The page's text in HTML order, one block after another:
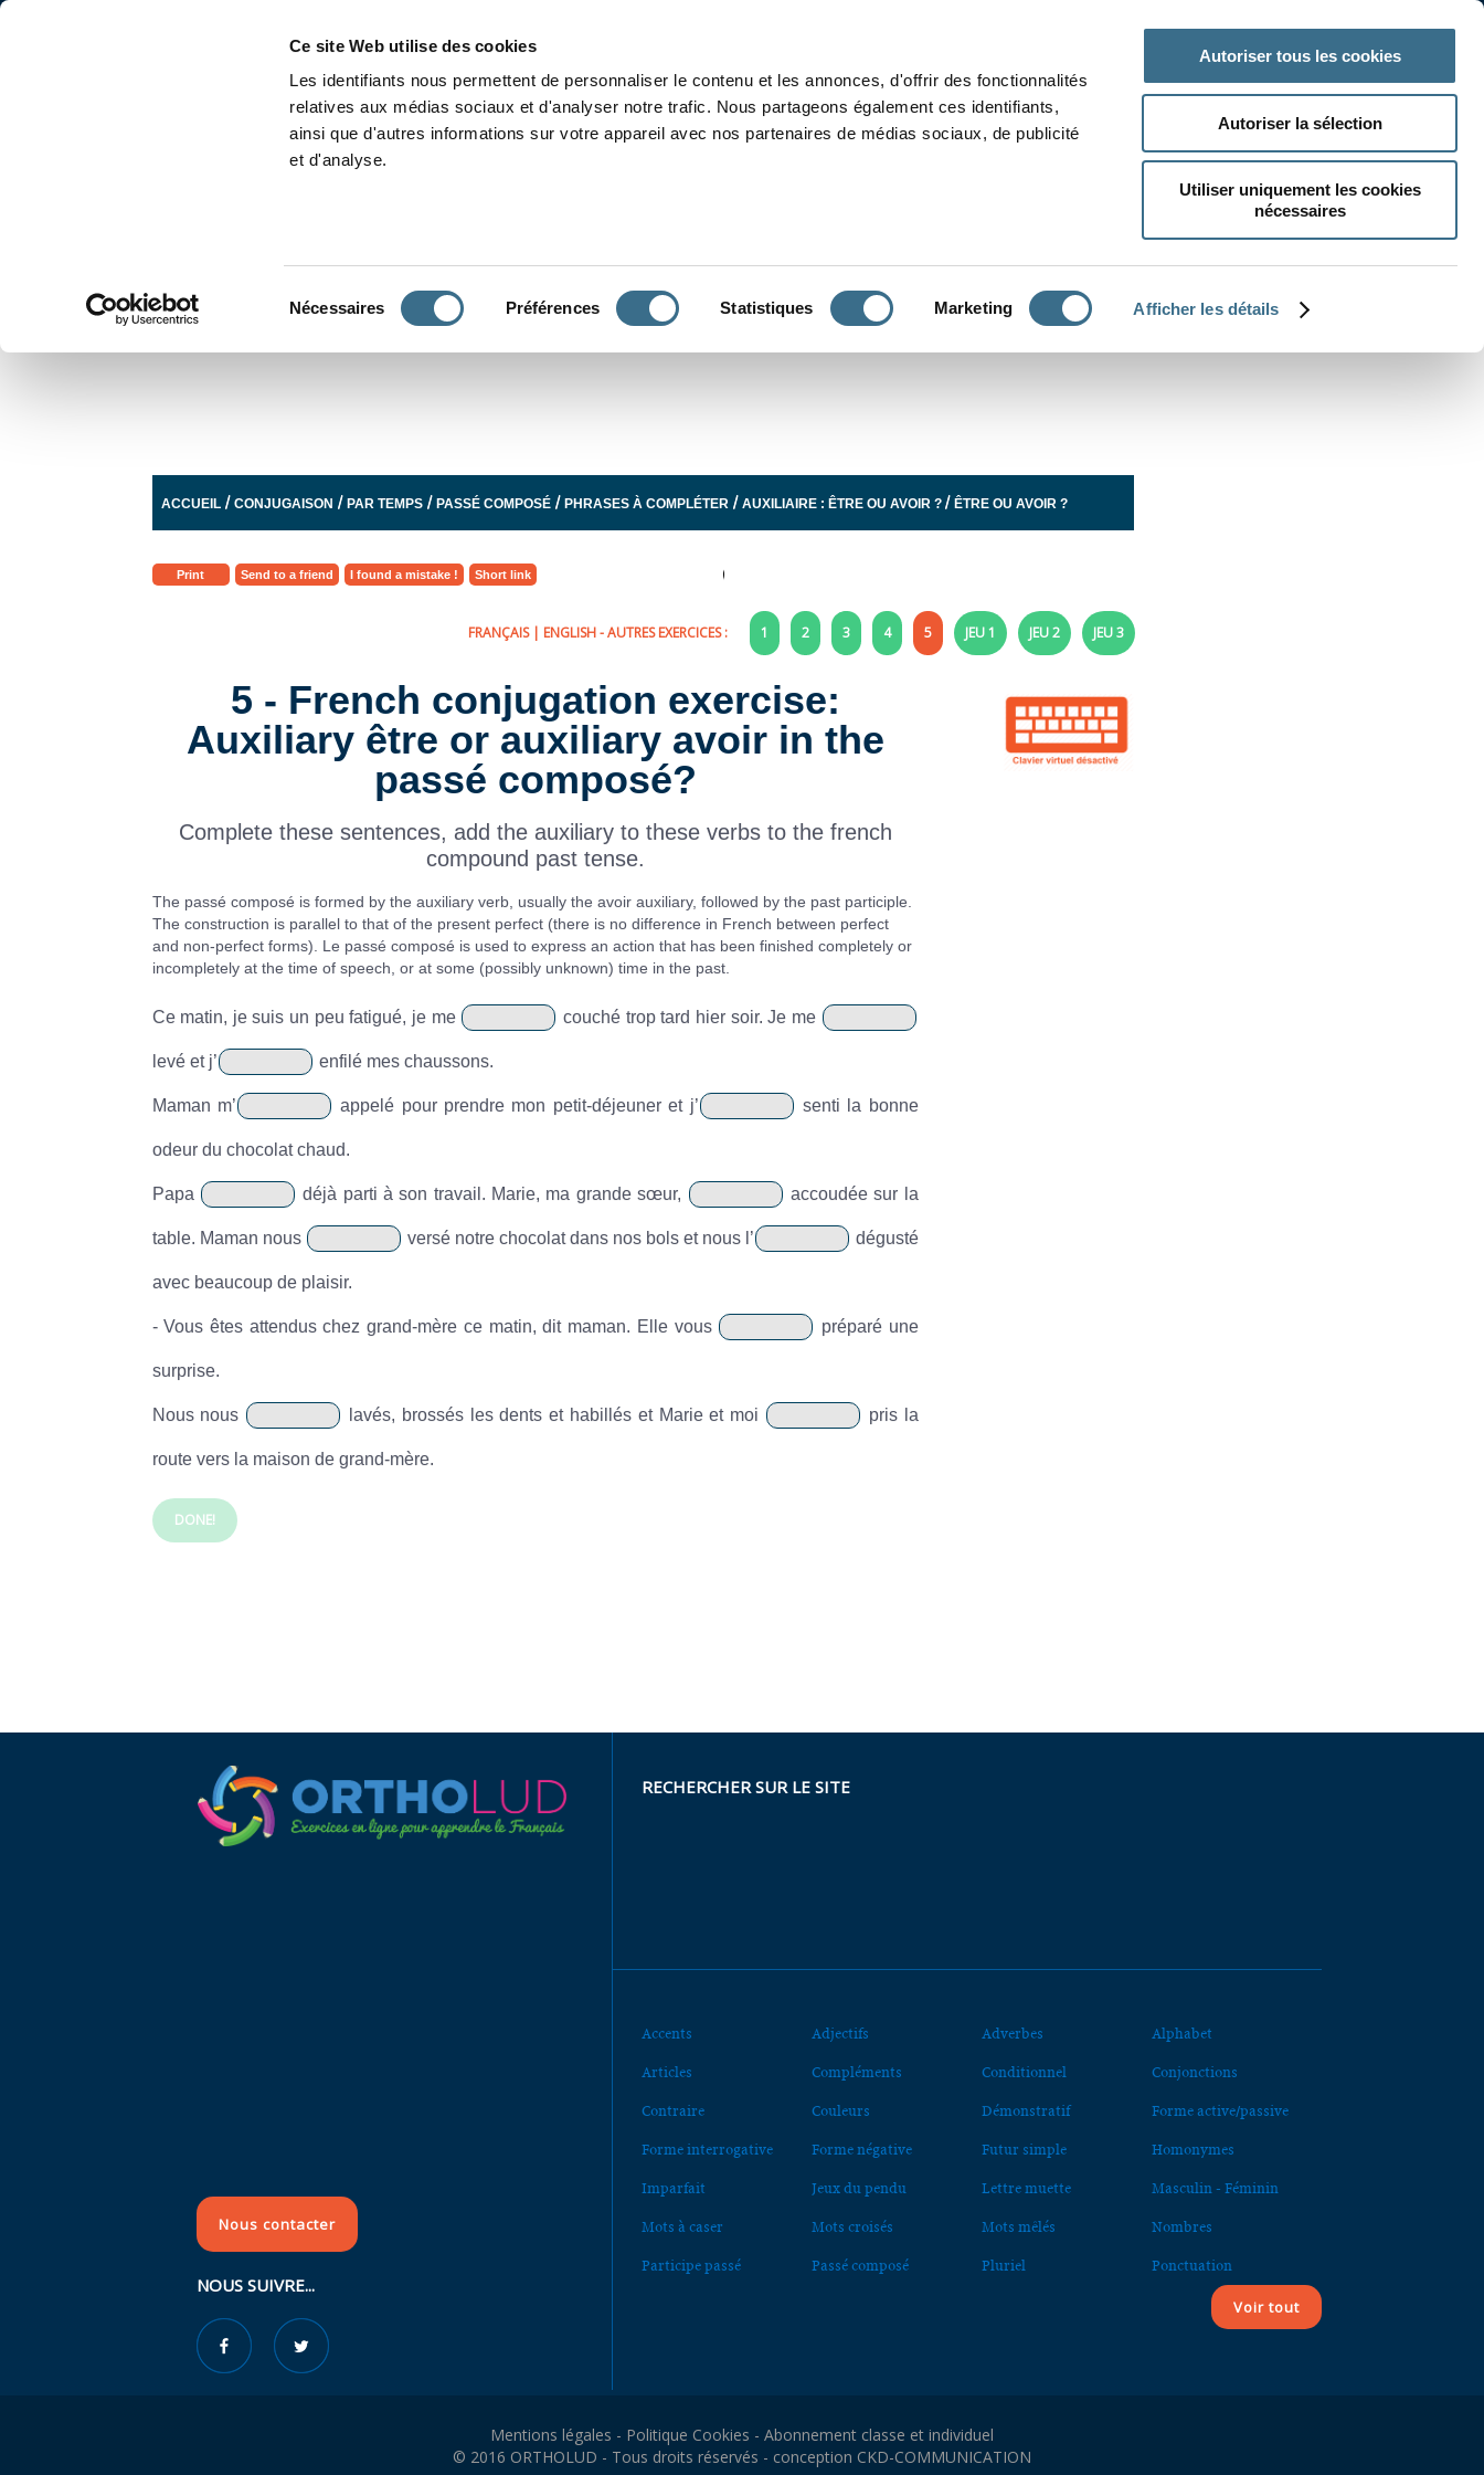
Ce site Web utilise des cookies
Les identifiants nous permettent de personnaliser le contenu et les annonces, d'offrir des fonctionnalités
relatives aux médias sociaux et d'analyser notre trafic. Nous partageons également ces identifiants,
ainsi que d'autres informations sur votre appareil avec nos partenaires de médias sociaux, de publicité
et d'analyse.
Nécessaires Préférences Statistiques Marketing Afficher les détails
Autoriser tous les cookies
Autoriser la sélection
Utiliser uniquement les cookies
nécessaires
ACCUEIL /CONJUGAISON /PAR TEMPS /PASSÉ COMPOSÉ /PHRASES À COMPLÉTER /AUXILIAIRE : ÊTRE OU AVOIR ?/ÊTRE OU AVOIR ?
Print Send to a friend I found a mistake ! Short link
FRANÇAIS| ENGLISH- AUTRES EXERCICES : 1 2 3 4 5 JEU 1 JEU 2 JEU 3
5 - French conjugation exercise:
Auxiliary être or auxiliary avoir in the
passé composé?
Complete these sentences, add the auxiliary to these verbs to the french
compound past tense.
The passé composé is formed by the auxiliary verb, usually the avoir auxiliary, followed by the past participle.
The construction is parallel to that of the present perfect (there is no difference in French between perfect
and non-perfect forms). Le passé composé is used to express an action that has been finished completely or
incompletely at the time of speech, or at some (possibly unknown) time in the past.
Ce matin, je suis un peu fatigué, je me couché trop tard hier soir. Je me
levé et j’ enfilé mes chaussons.
Maman m’ appelé pour prendre mon petit-déjeuner et j’ senti la bonne
odeur du chocolat chaud.
Papa déjà parti à son travail. Marie, ma grande sœur, accoudée sur la
table. Maman nous versé notre chocolat dans nos bols et nous l’ dégusté
avec beaucoup de plaisir.
- Vous êtes attendus chez grand-mère ce matin, dit maman. Elle vous préparé une
surprise.
Nous nous lavés, brossés les dents et habillés et Marie et moi pris la
route vers la maison de grand-mère.
DONE!
Nous contacter
NOUS SUIVRE...
RECHERCHER SUR LE SITE
Accents Adjectifs Adverbes Alphabet
Articles Compléments Conditionnel Conjonctions
Contraire Couleurs Démonstratif Forme active/passive
Forme interrogative Forme négative Futur simple Homonymes
Imparfait Jeux du pendu Lettre muette Masculin - Féminin
Mots à caser Mots croisés Mots mêlés Nombres
Participe passé Passé composé Pluriel Ponctuation
Voir tout
Mentions légales - Politique Cookies - Abonnement classe et individuel
© 2016 ORTHOLUD - Tous droits réservés - conception CKD-COMMUNICATION